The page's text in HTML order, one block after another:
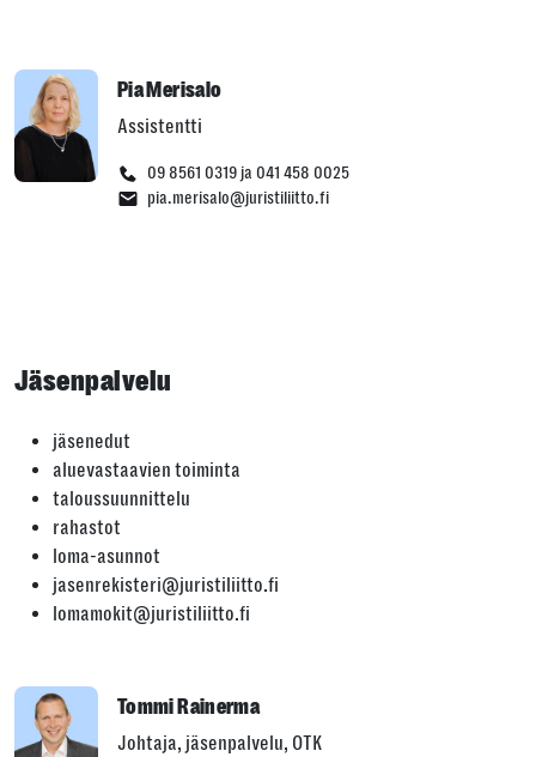
Pia Merisalo
Assistentti
09 8561 0319 ja 041 458 0025
pia.merisalo@juristiliitto.fi
Jäsenpalvelu
jäsenedut
aluevastaavien toiminta
taloussuunnittelu
rahastot
loma-asunnot
jasenrekisteri@juristiliitto.fi
lomamokit@juristiliitto.fi
Tommi Rainerma
Johtaja, jäsenpalvelu, OTK